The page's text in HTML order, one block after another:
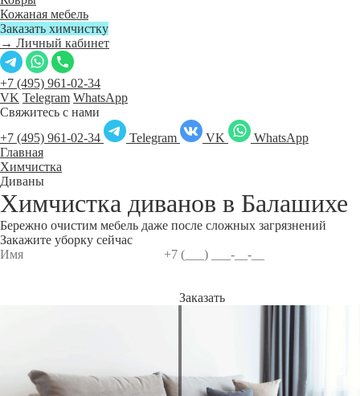
Кожаная мебель
Заказать химчистку
→ Личный кабинет
+7 (495) 961-02-34
VK Telegram WhatsApp
Свяжитесь с нами
+7 (495) 961-02-34
Telegram VK
WhatsApp
Главная
Химчистка
Диваны
Химчистка диванов в Балашихе
Бережно очистим мебель даже после сложных загрязнений
Закажите уборку сейчас
Заказать